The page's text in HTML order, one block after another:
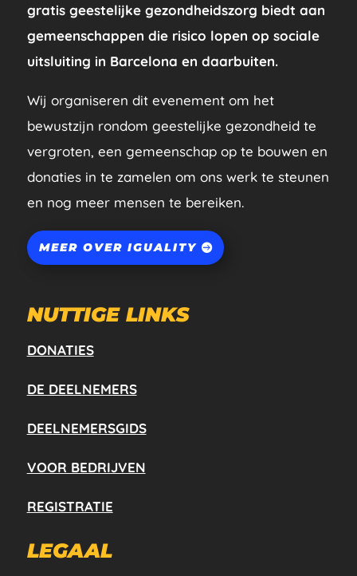
gratis geestelijke gezondheidszorg biedt aan
gemeenschappen die risico lopen op sociale
uitsluiting in Barcelona en daarbuiten.
Wij organiseren dit evenement om het
bewustzijn rondom geestelijke gezondheid te
vergroten, een gemeenschap op te bouwen en
donaties in te zamelen om ons werk te steunen
en nog meer mensen te bereiken.
MEER OVER IGUALITY
NUTTIGE LINKS
DONATIES
DE DEELNEMERS
DEELNEMERSGIDS
VOOR BEDRIJVEN
REGISTRATIE
LEGAAL